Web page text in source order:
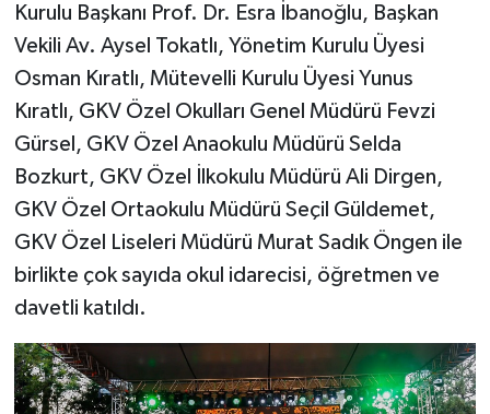
Kurulu Başkanı Prof. Dr. Esra İbanoğlu, Başkan
Vekili Av. Aysel Tokatlı, Yönetim Kurulu Üyesi
Osman Kıratlı, Mütevelli Kurulu Üyesi Yunus
Kıratlı, GKV Özel Okulları Genel Müdürü Fevzi
Gürsel, GKV Özel Anaokulu Müdürü Selda
Bozkurt, GKV Özel İlkokulu Müdürü Ali Dirgen,
GKV Özel Ortaokulu Müdürü Seçil Güldemet,
GKV Özel Liseleri Müdürü Murat Sadık Öngen ile
birlikte çok sayıda okul idarecisi, öğretmen ve
davetli katıldı.